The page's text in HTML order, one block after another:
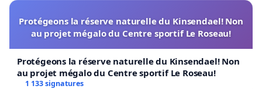
Protégeons la réserve naturelle du Kinsendael! Non
au projet mégalo du Centre sportif Le Roseau!
Protégeons la réserve naturelle du Kinsendael! Non
au projet mégalo du Centre sportif Le Roseau!
1 133 signatures